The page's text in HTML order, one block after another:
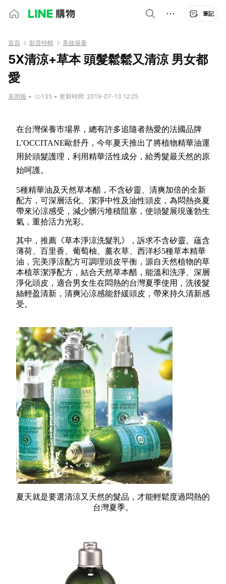
筆記
首頁 影音特輯 美妝保養
5X清涼+草本 頭髮鬆鬆又清涼 男女都
愛
美周報 • 135 • 更新時間: 2019-07-13 12:25
在台灣保養市場界，總有許多追隨者熱愛的法國品牌
L’OCCITANE歐舒丹，今年夏天推出了將植物精華油運
用於頭髮護理，利用精華活性成分，給秀髮最天然的原
始呵護。
5種精華油及天然草本醋，不含矽靈、清爽加倍的全新
配方，可深層活化、潔淨中性及油性頭皮，為悶熱炎夏
帶來沁涼感受，減少髒污堆積阻塞，使頭髮展現蓬勃生
氣，重拾活力光彩。
其中，推薦《草本淨涼洗髮乳》，訴求不含矽靈。蘊含
薄荷、百里香、葡萄柚、薰衣草、西洋杉5種草本精華
油，完美淨涼配方可調理頭皮平衡，源自天然植物的草
本植萃潔淨配方，結合天然草本醋，能溫和洗淨、深層
淨化頭皮，適合男女生在悶熱的台灣夏季使用，洗後髮
絲輕盈清新，清爽沁涼感能舒緩頭皮，帶來持久清新感
受。
夏天就是要選清涼又天然的髮品，才能輕鬆度過悶熱的
台灣夏季。